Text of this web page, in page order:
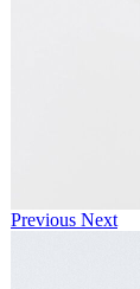
Previous Next